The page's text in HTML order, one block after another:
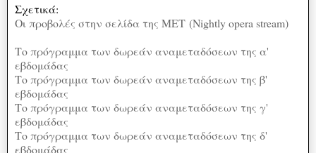
Σχετικά:
Οι προβολές στην σελίδα της ΜΕΤ (Nightly opera stream)
Το πρόγραμμα των δωρεάν αναμεταδόσεων της α'
εβδομάδας
Το πρόγραμμα των δωρεάν αναμεταδόσεων της β'
εβδομάδας
Το πρόγραμμα των δωρεάν αναμεταδόσεων της γ'
εβδομάδας
Το πρόγραμμα των δωρεάν αναμεταδόσεων της δ'
εβδομάδας